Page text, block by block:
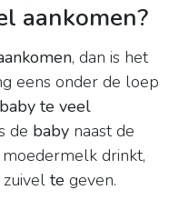
aankomen?
, dan is het
eens onder de loep
baby te veel
de baby naast de
drinkt,
te geven.